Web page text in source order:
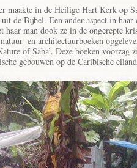
maakte in de Heilige Hart Kerk op
de Bijbel. Een ander aspect in haar
haar man dook ze in de ongerepte
en architectuurboeken
of Saba’. Deze boeken
gebouwen op de Caribische